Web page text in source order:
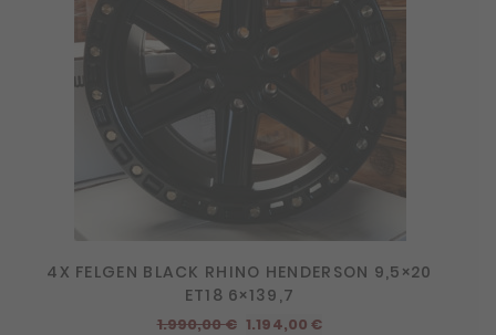
4X FELGEN BLACK RHINO HENDERSON 9,5×20
ET18 6×139,7
1.990,00€ Ursprünglicher
1.194,00€Aktueller